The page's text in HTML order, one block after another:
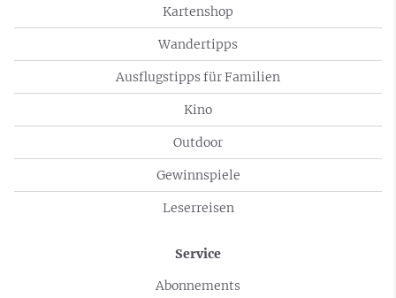
Kartenshop
Wandertipps
Ausflugstipps für Familien
Kino
Outdoor
Gewinnspiele
Leserreisen
Service
Abonnements